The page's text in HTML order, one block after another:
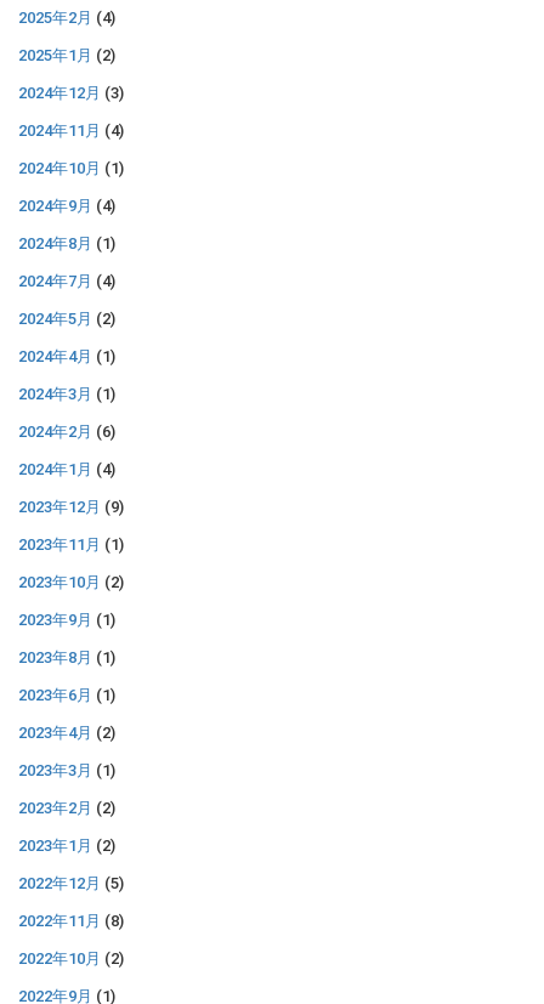
2025年2月 (4)
2025年1月 (2)
2024年12月 (3)
2024年11月 (4)
2024年10月 (1)
2024年9月 (4)
2024年8月 (1)
2024年7月 (4)
2024年5月 (2)
2024年4月 (1)
2024年3月 (1)
2024年2月 (6)
2024年1月 (4)
2023年12月 (9)
2023年11月 (1)
2023年10月 (2)
2023年9月 (1)
2023年8月 (1)
2023年6月 (1)
2023年4月 (2)
2023年3月 (1)
2023年2月 (2)
2023年1月 (2)
2022年12月 (5)
2022年11月 (8)
2022年10月 (2)
2022年9月 (1)